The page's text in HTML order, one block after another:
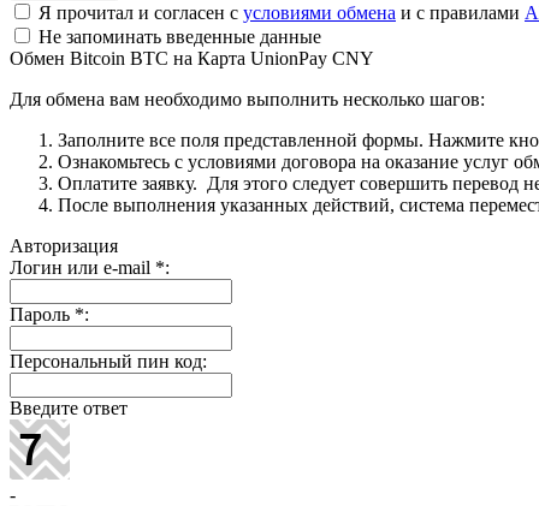
Я прочитал и согласен с условиями обмена и с правилами
Не запоминать введенные данные
Обмен Bitcoin BTC на Карта UnionPay CNY
Для обмена вам необходимо выполнить несколько шагов:
Заполните все поля представленной формы. Нажмите
Ознакомьтесь с условиями договора на оказание услуг
Оплатите заявку. Для этого следует совершить
После выполнения указанных действий, система
Авторизация
Логин или e-mail *:
Пароль *:
Персональный пин код:
Введите ответ
-